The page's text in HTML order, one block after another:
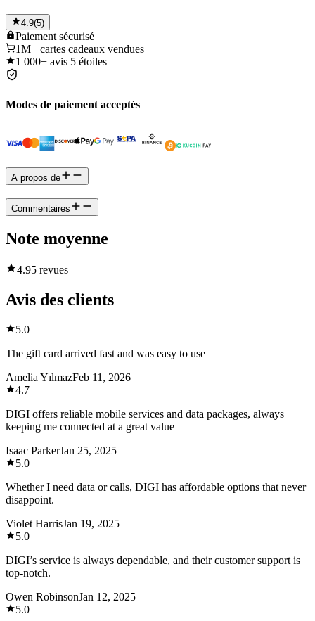
4.9(5)
Paiement sécurisé
1M+ cartes cadeaux vendues
1 000+ avis 5 étoiles
Modes de paiement acceptés
A propos de
Commentaires
Note moyenne
4.95 revues
Avis des clients
5.0
The gift card arrived fast and was easy to use
Amelia YılmazFeb 11, 2026
4.7
DIGI offers reliable mobile services and data packages, always
keeping me connected at a great value
Isaac ParkerJan 25, 2025
5.0
Whether I need data or calls, DIGI has affordable options that never
disappoint.
Violet HarrisJan 19, 2025
5.0
DIGI’s service is always dependable, and their customer support is
top-notch.
Owen RobinsonJan 12, 2025
5.0